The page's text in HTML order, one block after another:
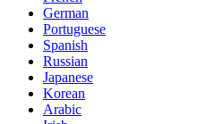
German
Portuguese
Spanish
Russian
Japanese
Korean
Arabic